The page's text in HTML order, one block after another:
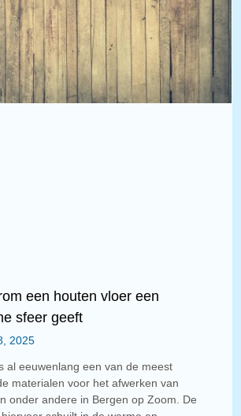
een houten vloer een
sfeer geeft
2025
al eeuwenlang een van de meest
materialen voor het afwerken van
onder andere in Bergen op Zoom. De